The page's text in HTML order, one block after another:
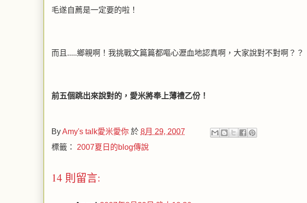
毛遂自薦是一定要的啦！
而且.....鄉親啊！我挑戰文篇篇都嘔心瀝血地認真啊，大家說對不對啊？？
前五個跳出來說對的，愛米將奉上薄禮乙份！
ByAmy's talk愛米愛你 於 8月 29, 2007
標籤： 2007夏日的blog傳說
14 則留言: